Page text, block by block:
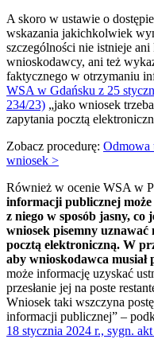
A skoro w ustawie o
wskazania jakichkolwiek
szczególności nie istnieje
wnioskodawcy, ani też
faktycznego w otrzymaniu
WSA w Gdańsku z 25
234/23) „jako wniosek
zapytania pocztą
Zobacz procedurę: Odmowa
wniosek >
Również w ocenie WSA w
informacji publicznej
z niego w sposób jasny,
wniosek pisemny uznawać
pocztą elektroniczną. W
aby wnioskodawca musiał
może informację uzyskać
przesłanie jej na poste
Wniosek taki wszczyna
informacji publicznej” –
18 stycznia 2024 r., sygn.